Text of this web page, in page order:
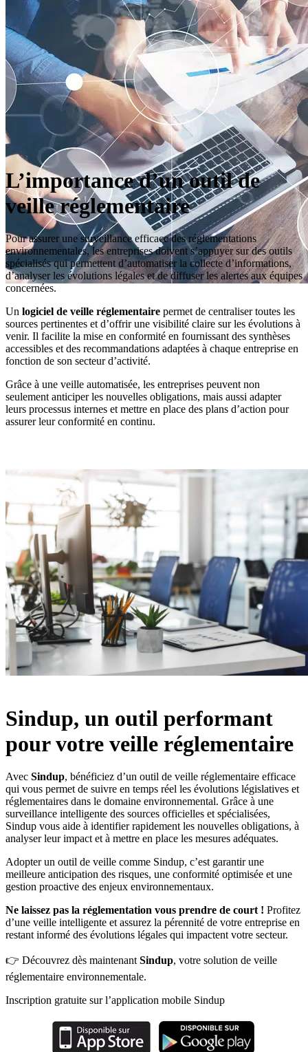
L’importance d’un outil de
veille réglementaire
Pour assurer une surveillance efficace des réglementations
environnementales, les entreprises doivent s’appuyer sur des outils
spécialisés qui permettent d’automatiser la collecte d’informations,
d’analyser les évolutions légales et de diffuser les alertes aux équipes
concernées.
Un logiciel de veille réglementaire permet de centraliser toutes les
sources pertinentes et d’offrir une visibilité claire sur les évolutions à
venir. Il facilite la mise en conformité en fournissant des synthèses
accessibles et des recommandations adaptées à chaque entreprise en
fonction de son secteur d’activité.
Grâce à une veille automatisée, les entreprises peuvent non
seulement anticiper les nouvelles obligations, mais aussi adapter
leurs processus internes et mettre en place des plans d’action pour
assurer leur conformité en continu.
Sindup, un outil performant
pour votre veille réglementaire
Avec Sindup, bénéficiez d’un outil de veille réglementaire efficace
qui vous permet de suivre en temps réel les évolutions législatives et
réglementaires dans le domaine environnemental. Grâce à une
surveillance intelligente des sources officielles et spécialisées,
Sindup vous aide à identifier rapidement les nouvelles obligations, à
analyser leur impact et à mettre en place les mesures adéquates.
Adopter un outil de veille comme Sindup, c’est garantir une
meilleure anticipation des risques, une conformité optimisée et une
gestion proactive des enjeux environnementaux.
Ne laissez pas la réglementation vous prendre de court ! Profitez
d’une veille intelligente et assurez la pérennité de votre entreprise en
restant informé des évolutions légales qui impactent votre secteur.
👉 Découvrez dès maintenant Sindup, votre solution de veille
réglementaire environnementale.
Inscription gratuite sur l’application mobile Sindup